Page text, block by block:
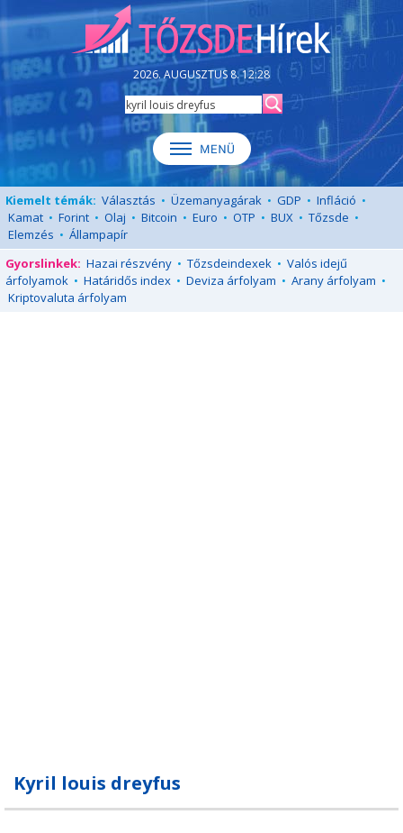
2026. AUGUSZTUS 8. 12:28
Kiemelt témák: Választás • Üzemanyagárak • GDP • Infláció •
Kamat • Forint • Olaj • Bitcoin • Euro • OTP • BUX • Tőzsde •
Elemzés • Állampapír
Gyorslinkek: Hazai részvény • Tőzsdeindexek • Valós idejű
árfolyamok • Határidős index • Deviza árfolyam • Arany árfolyam •
Kriptovaluta árfolyam
Kyril louis dreyfus